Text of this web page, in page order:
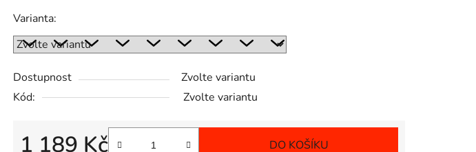
Varianta:
Dostupnost
Zvolte variantu
Kód:
Zvolte variantu
1 189 Kč DO KOŠÍKU